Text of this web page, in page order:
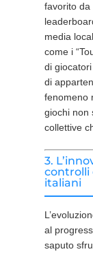
favorito da
media
come i
di
di
fenomeno
giochi non
collettive
3.
controlli
italiani
al
saputo